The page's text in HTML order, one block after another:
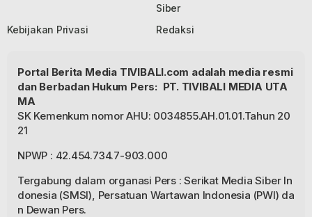
Siber
Kebijakan Privasi
Redaksi
Portal Berita Media TIVIBALI.com adalah media resmi
dan Berbadan Hukum Pers: PT. TIVIBALI MEDIA UTA
MA
SK Kemenkum nomor AHU: 0034855.AH.01.01.Tahun 20
21
NPWP : 42.454.734.7-903.000
Tergabung dalam organasi Pers : Serikat Media Siber In
donesia (SMSI), Persatuan Wartawan Indonesia (PWI) da
n Dewan Pers.